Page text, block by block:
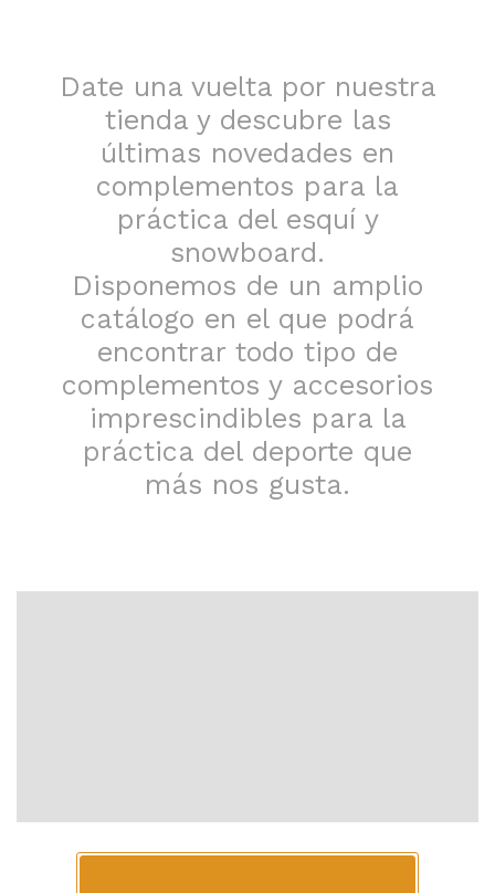
Date una vuelta por nuestra
tienda y descubre las
últimas novedades en
complementos para la
práctica del esquí y
snowboard.
Disponemos de un amplio
catálogo en el que podrá
encontrar todo tipo de
complementos y accesorios
imprescindibles para la
práctica del deporte que
más nos gusta.